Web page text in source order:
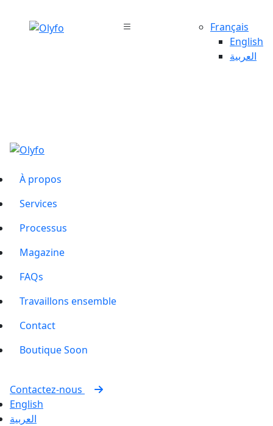
Français
English
العربية
À propos
Services
Processus
Magazine
FAQs
Travaillons ensemble
Contact
BoutiqueSoon
Contactez-nous
English
العربية